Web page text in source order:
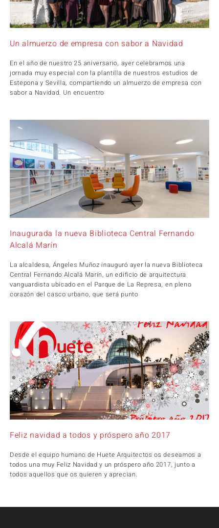
Un almuerzo de empresa con sabor a Navidad
En el año de nuestro 25 aniversario, ayer celebramos una
jornada muy especial con la plantilla de nuestros estudios de
Estepona y Sevilla, compartiendo un almuerzo de empresa con
sabor a Navidad. Un encuentro
Inaugurada la nueva Biblioteca Central Fernando
Alcalá Marín
La alcaldesa, Ángeles Muñoz inauguró ayer la nueva Biblioteca
Central Fernando Alcalá Marín, un edificio de arquitectura
vanguardista ubicado en el Parque de La Represa, en pleno
corazón del casco urbano, que será punto
Feliz navidad a todos y próspero año 2017
Desde el equipo humano de Huete Arquitectos os deseamos a
todos una muy Feliz Navidad y un próspero año 2017, junto a
todos aquellos que os quieren y aprecian.